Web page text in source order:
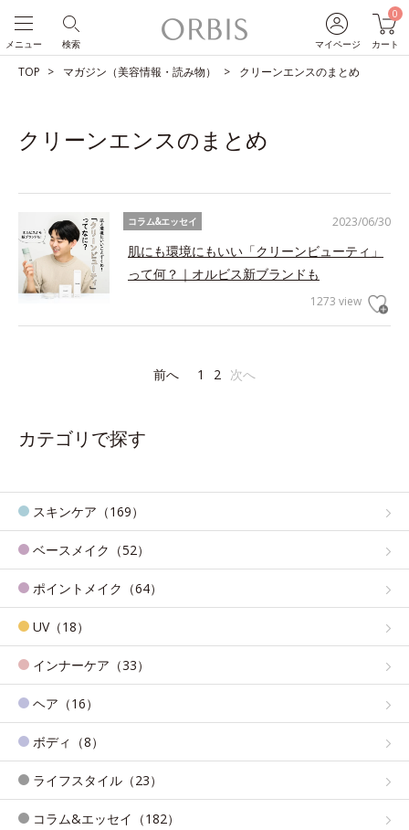
マイページ
0
カート
検索
メニュー
TOP マガジン（美容情報・読み物） クリーンエンスのまとめ
クリーンエンスのまとめ
2023/06/30
コラム&エッセイ
肌にも環境にもいい「クリーンビューティ」
って何？｜オルビス新ブランドも
1273 view
前へ 1 2 次へ
カテゴリで探す
スキンケア（169）
ベースメイク（52）
ポイントメイク（64）
UV（18）
インナーケア（33）
ヘア（16）
ボディ（8）
ライフスタイル（23）
コラム&エッセイ（182）